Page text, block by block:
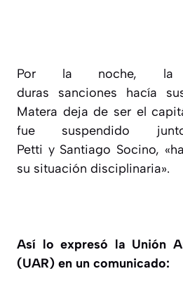
Por la noche, la
duras sanciones hacía
Matera deja de ser el
fue suspendido
Petti y Santiago Socino,
su situación disciplinaria».
Así lo expresó la Unión
(UAR) en un comunicado: